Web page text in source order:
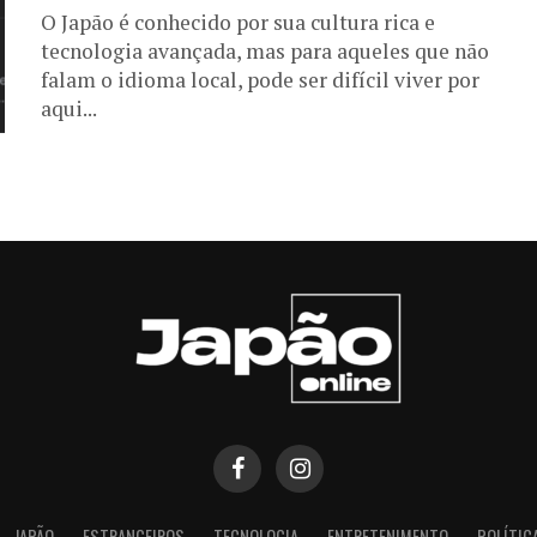
O Japão é conhecido por sua cultura rica e
tecnologia avançada, mas para aqueles que não
falam o idioma local, pode ser difícil viver por
aqui...